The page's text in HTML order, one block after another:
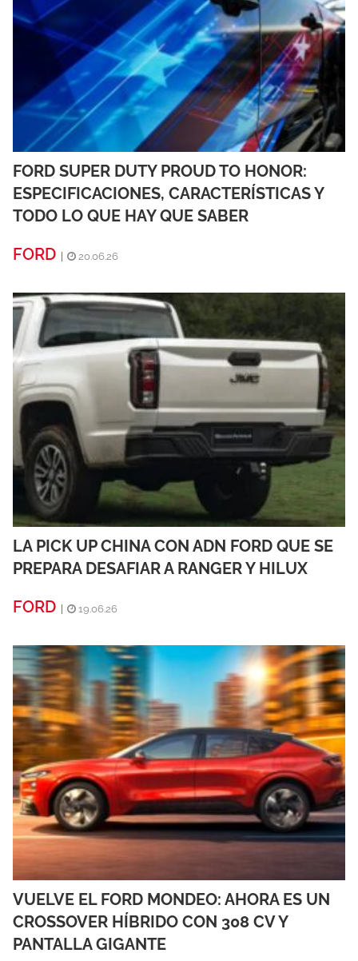
FORD SUPER DUTY PROUD TO HONOR:
ESPECIFICACIONES, CARACTERÍSTICAS Y
TODO LO QUE HAY QUE SABER
FORD | 20.06.26
LA PICK UP CHINA CON ADN FORD QUE SE
PREPARA DESAFIAR A RANGER Y HILUX
FORD
19.06.26
VUELVE EL FORD MONDEO: AHORA ES UN
CROSSOVER HÍBRIDO CON 308 CV Y
PANTALLA GIGANTE